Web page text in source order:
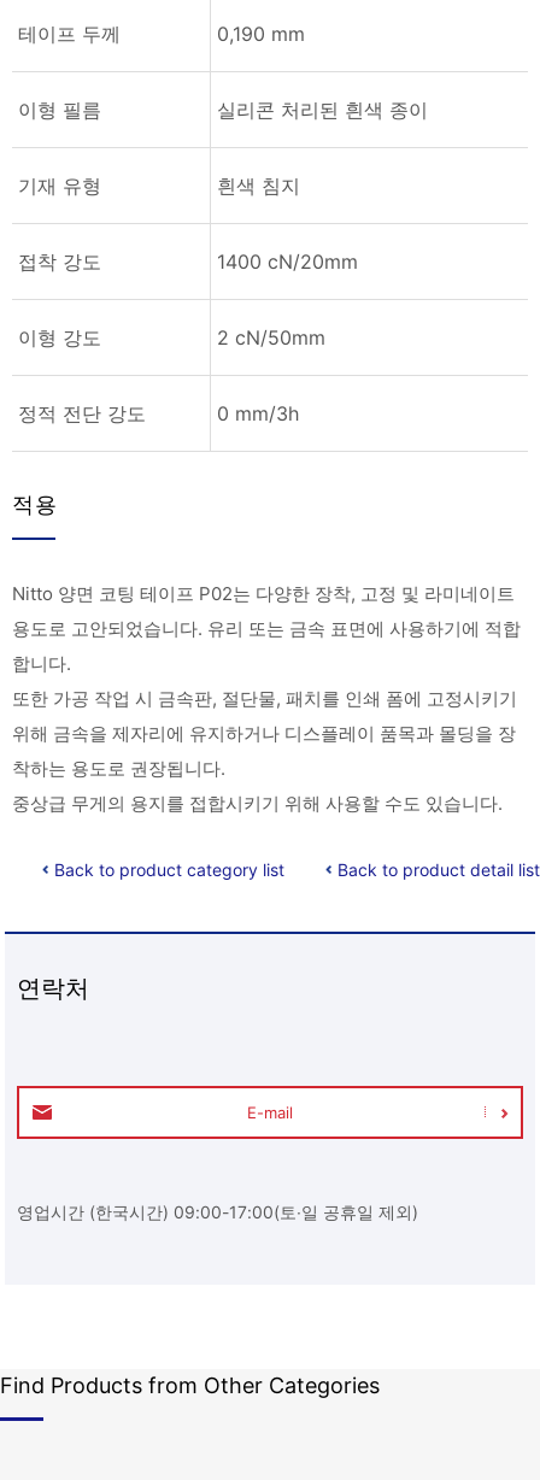
테이프 두께 0,190 mm
이형 필름 실리콘 처리된 흰색 종이
기재 유형 흰색 침지
접착 강도 1400 cN/20mm
이형 강도 2 cN/50mm
정적 전단 강도 0 mm/3h
적용
Nitto 양면 코팅 테이프 P02는 다양한 장착, 고정 및 라미네이트
용도로 고안되었습니다. 유리 또는 금속 표면에 사용하기에 적합
합니다.
또한 가공 작업 시 금속판, 절단물, 패치를 인쇄 폼에 고정시키기
위해 금속을 제자리에 유지하거나 디스플레이 품목과 몰딩을 장
착하는 용도로 권장됩니다.
중상급 무게의 용지를 접합시키기 위해 사용할 수도 있습니다.
Back to product category list Back to product detail list
연락처
E-mail
영업시간 (한국시간) 09:00-17:00(토∙일 공휴일 제외)
Find Products from Other Categories